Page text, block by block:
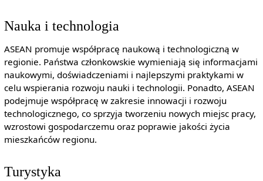
Nauka i technologia
ASEAN promuje współpracę naukową i technologiczną w
regionie. Państwa członkowskie wymieniają się informacjami
naukowymi, doświadczeniami i najlepszymi praktykami w
celu wspierania rozwoju nauki i technologii. Ponadto, ASEAN
podejmuje współpracę w zakresie innowacji i rozwoju
technologicznego, co sprzyja tworzeniu nowych miejsc pracy,
wzrostowi gospodarczemu oraz poprawie jakości życia
mieszkańców regionu.
Turystyka